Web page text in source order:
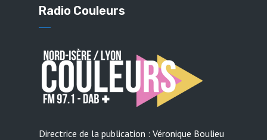
Radio Couleurs
Directrice de la publication : Véronique Boulieu